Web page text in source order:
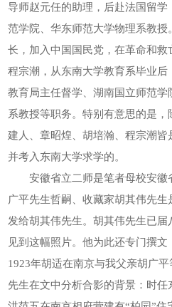
导师赵元任的助理，后赴法国留
范学院、华东师范大学物理系教
长，加入中国国民党，在革命和救
程宗潮，从东南大学教育系毕业
教育局主任督学、湖南国立师范
系教授等职务。特别有意思的是
建人、章昭煌、胡培瀚、程宗潮皆
并考入东南大学求学的。
安徽省立二师是笔者母校安徽
广平先生哲嗣、收藏家胡其伟先
发给胡其伟先生。胡其伟先生已
见到这幅照片。他为此还专门撰
1923年胡适在南京与我父亲胡广
先生在文中分析合影的背景：时